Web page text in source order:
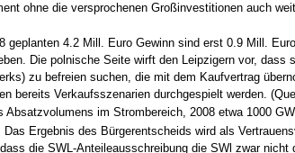
ohne die versprochenen Großinvestitionen auch
geplanten 4.2 Mill. Euro Gewinn sind erst 0.9 Mill.
Die polnische Seite wirft den Leipzigern vor,
zu befreien suchen, die mit dem Kaufvertrag
bereits Verkaufsszenarien durchgespielt werden.
im Strombereich, 2008 etwa 1000
Ergebnis des Bürgerentscheids wird als
die SWL-Anteileausschreibung die SWl zwar